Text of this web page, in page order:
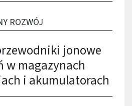
ROZWÓJ
jonowe
w magazynach
i akumulatorach